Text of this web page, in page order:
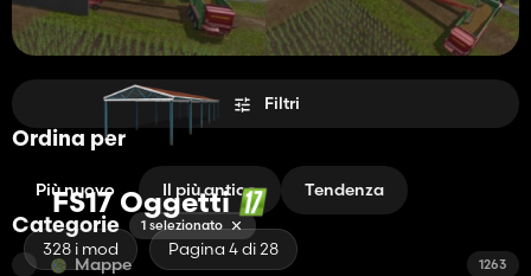
FS17 Oggetti
328 i mod Pagina 4 di 28
Filtri
Ordina per
Più nuovo Il più antico Tendenza
Categorie 1 selezionato
Mappe 1263